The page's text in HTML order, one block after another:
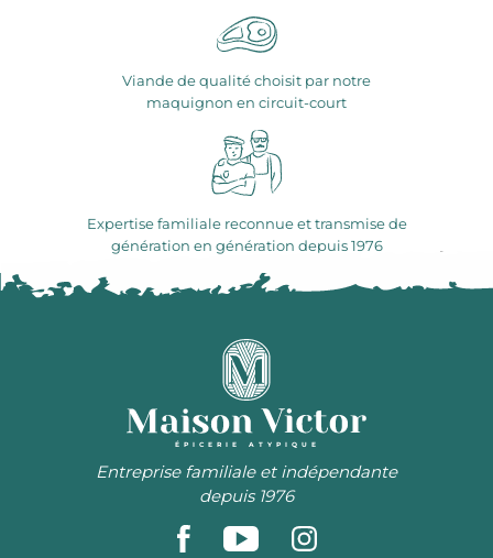
Viande de qualité choisit par notre
maquignon en circuit-court
Expertise familiale reconnue et transmise de
génération en génération depuis 1976
ÉPICERIE ATYPIQUE
Entreprise familiale et indépendante
depuis 1976